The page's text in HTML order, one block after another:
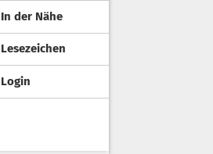
In der Nähe
Lesezeichen
Login